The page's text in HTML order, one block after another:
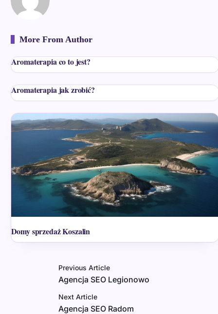
More From Author
Aromaterapia co to jest?
Aromaterapia jak zrobić?
Domy sprzedaż Koszalin
Previous Article
Agencja SEO Legionowo
Next Article
Agencja SEO Radom